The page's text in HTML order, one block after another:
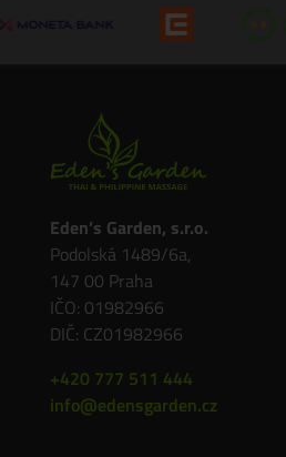
Eden’s Garden, s.r.o.
Podolská 1489/6a,
147 00 Praha
IČO: 01982966
DIČ: CZ01982966
+420 777 511 444
info@edensgarden.cz